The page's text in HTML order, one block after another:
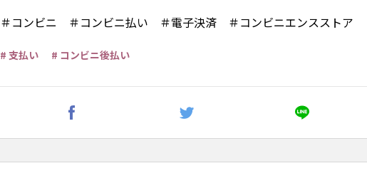
＃コンビニ ＃コンビニ払い ＃電子決済 ＃コンビニエンスストア
# 支払い # コンビニ後払い